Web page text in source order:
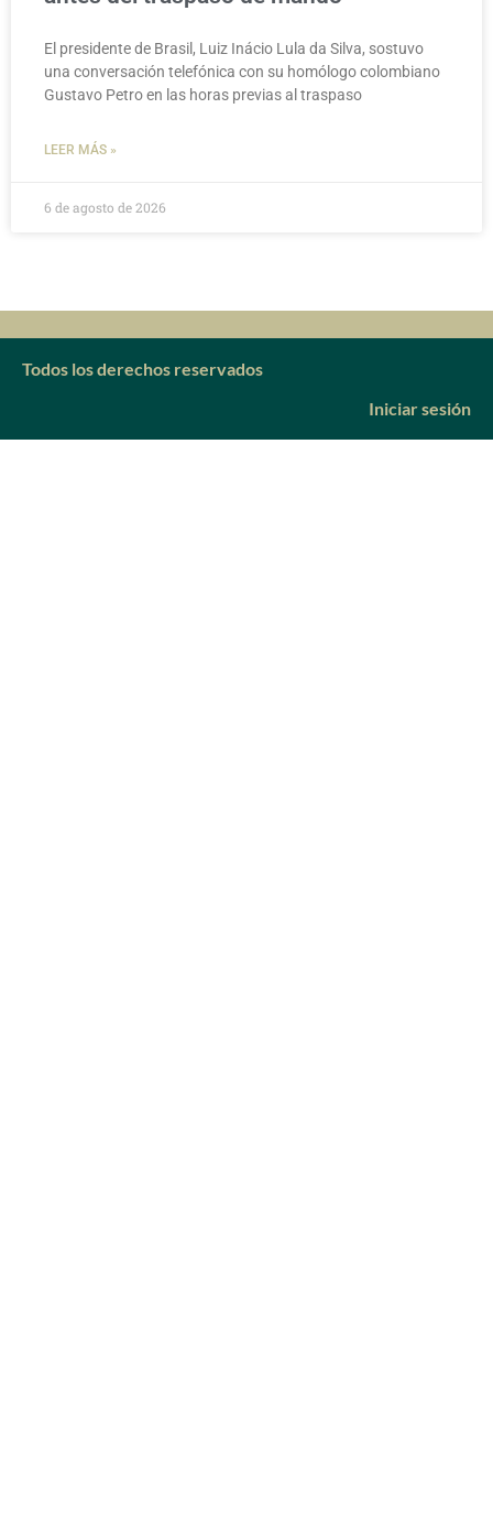
El presidente de Brasil, Luiz Inácio Lula da Silva, sostuvo
una conversación telefónica con su homólogo colombiano
Gustavo Petro en las horas previas al traspaso
LEER MÁS »
6 de agosto de 2026
Todos los derechos reservados
Iniciar sesión